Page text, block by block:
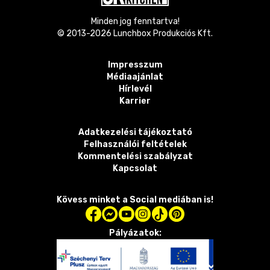
Minden jog fenntartva!
© 2013-2026 Lunchbox Produkciós Kft.
Impresszum
Médiaajánlat
Hírlevél
Karrier
Adatkezelési tájékoztató
Felhasználói feltételek
Kommentelési szabályzat
Kapcsolat
Kövess minket a Social mediában is!
Pályázatok: